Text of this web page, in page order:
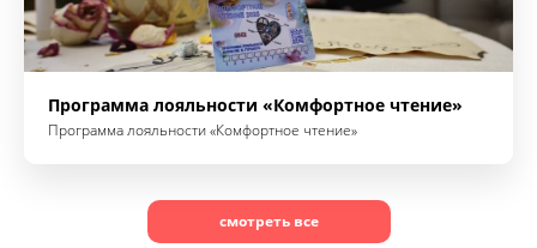
Программа лояльности «Комфортное чтение»
Программа лояльности «Комфортное чтение»
смотреть все